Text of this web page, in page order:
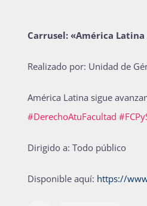
Carrusel: «América
Realizado por: Unidad de
América Latina sigue
#DerechoAtuFacultad
Dirigido a: Todo público
Disponible aquí: https://